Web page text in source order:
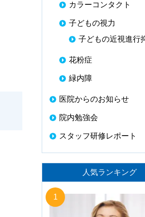
カラーコンタクト
子どもの視力
子どもの近視進行
花粉症
緑内障
医院からのお知らせ
院内勉強会
スタッフ研修レポート
人気ランキング
1